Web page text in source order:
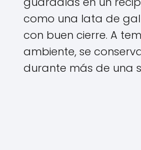
como una lata de
con buen cierre. A
ambiente, se
durante más de una